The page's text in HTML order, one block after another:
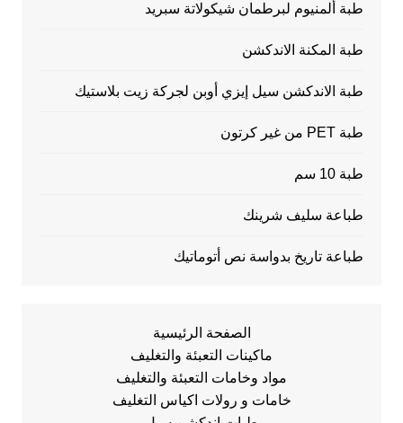
طبة ألمنيوم لبرطمان شيكولاتة سبريد
طبة المكنة الاندكشن
طبة الاندكشن سيل إيزي أوبن لجركة زيت بلاستيك
طبة PET من غير كرتون
طبة 10 سم
طباعة سليف شرينك
طباعة تاريخ بدواسة نص أتوماتيك
الصفحة الرئيسية
ماكينات التعبئة والتغليف
مواد وخامات التعبئة والتغليف
خامات و رولات اكياس التغليف